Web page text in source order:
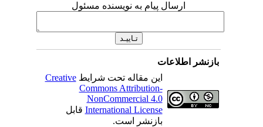
ارسال پیام به نویسنده مسئول
بازنشر اطلاعات
این مقاله تحت شرایطCreative
Commons Attribution-
NonCommercial 4.0
International Licenseقابل
بازنشر است.